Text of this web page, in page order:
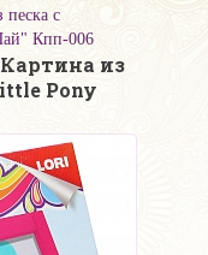
песка с
Кпп-006
из
Pony